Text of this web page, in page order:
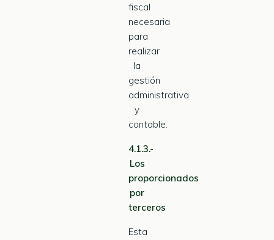
fiscal
necesaria
para
realizar
la
gestión
administrativa
y
contable.
4.1.3.-
Los
proporcionados
por
terceros
Esta